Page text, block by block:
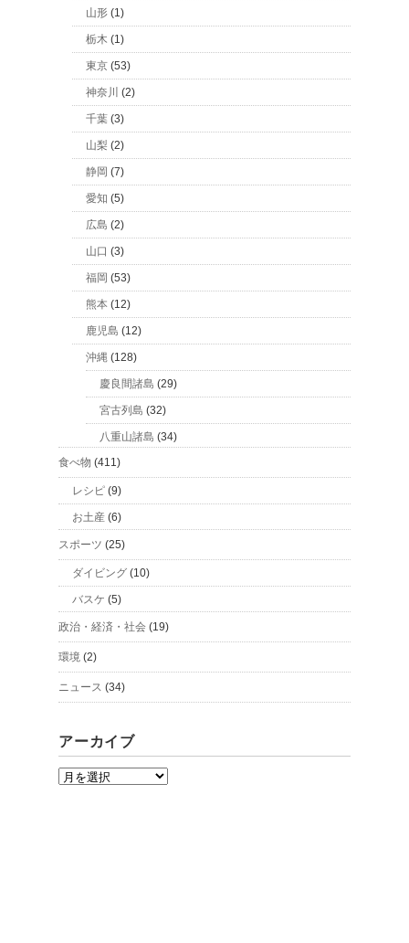
山形 (1)
栃木 (1)
東京 (53)
神奈川 (2)
千葉 (3)
山梨 (2)
静岡 (7)
愛知 (5)
広島 (2)
山口 (3)
福岡 (53)
熊本 (12)
鹿児島 (12)
沖縄 (128)
慶良間諸島 (29)
宮古列島 (32)
八重山諸島 (34)
食べ物 (411)
レシピ (9)
お土産 (6)
スポーツ (25)
ダイビング (10)
バスケ (5)
政治・経済・社会 (19)
環境 (2)
ニュース (34)
アーカイブ
ア